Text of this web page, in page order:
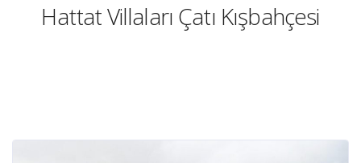
Hattat Villaları Çatı Kışbahçesi